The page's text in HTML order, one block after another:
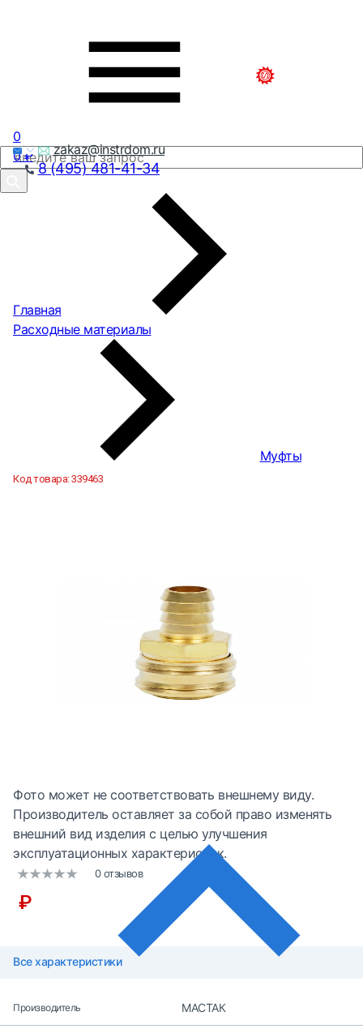
zakaz@instrdom.ru
8 (495) 481-41-34
0
0₽
Главная
Расходные материалы
Муфты
Код товара:339463
Фото может не соответствовать внешнему виду.
Производитель оставляет за собой право изменять
внешний вид изделия с целью улучшения
эксплуатационных характеристик.
0 отзывов
₽
Все характеристики
Производитель МАСТАК